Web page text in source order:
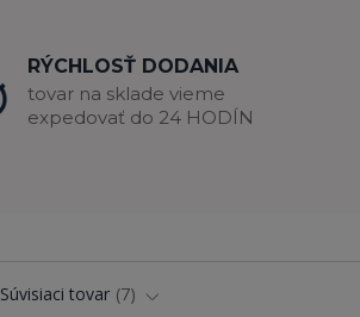
RÝCHLOSŤ DODANIA
tovar na sklade vieme
expedovať do 24 HODÍN
Súvisiaci tovar 7